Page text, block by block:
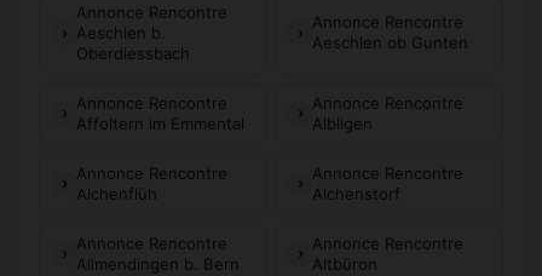
Annonce Rencontre
Aeschlen b.
Oberdiessbach
Annonce Rencontre
Aeschlen ob Gunten
Annonce Rencontre
Affoltern im Emmental
Annonce Rencontre
Albligen
Annonce Rencontre
Alchenflüh
Annonce Rencontre
Alchenstorf
Annonce Rencontre
Allmendingen b. Bern
Annonce Rencontre
Altbüron